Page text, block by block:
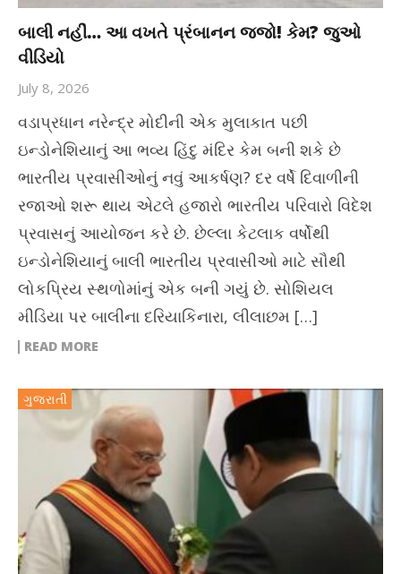
બાલી નહીં… આ વખતે પ્રંબાનન જજો! કેમ? જુઓ
વીડિયો
July 8, 2026
વડાપ્રધાન નરેન્દ્ર મોદીની એક મુલાકાત પછી
ઇન્ડોનેશિયાનું આ ભવ્ય હિંદુ મંદિર કેમ બની શકે છે
ભારતીય પ્રવાસીઓનું નવું આકર્ષણ? દર વર્ષે દિવાળીની
રજાઓ શરૂ થાય એટલે હજારો ભારતીય પરિવારો વિદેશ
પ્રવાસનું આયોજન કરે છે. છેલ્લા કેટલાક વર્ષોથી
ઇન્ડોનેશિયાનું બાલી ભારતીય પ્રવાસીઓ માટે સૌથી
લોકપ્રિય સ્થળોમાંનું એક બની ગયું છે. સોશિયલ
મીડિયા પર બાલીના દરિયાકિનારા, લીલાછમ […]
READ MORE
ગુજરાતી